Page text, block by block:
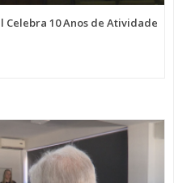
10 Anos de Atividade